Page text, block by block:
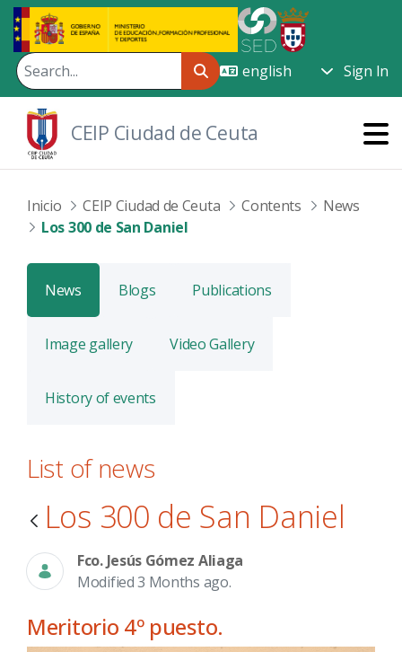
Skip to Main Content
Sign In
CEIP Ciudad de Ceuta
Inicio CEIP Ciudad de Ceuta Contents
News
Los 300 de San Daniel
News Blogs Publications
Image gallery Video Gallery
History of events
List of news
Los 300 de San Daniel
Fco. Jesús Gómez Aliaga
Modified 3 Months ago.
Meritorio 4º puesto.